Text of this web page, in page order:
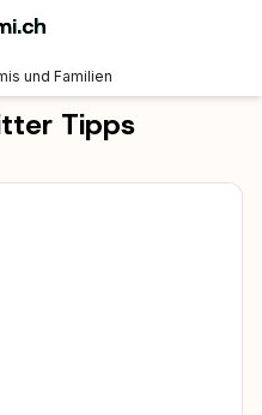
und Familien
Tipps